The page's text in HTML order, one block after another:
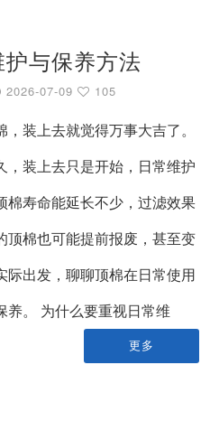
与保养方法
2026-07-09 105
装上去就觉得万事大吉了。
，装上去只是开始，日常维护
棉寿命能延长不少，过滤效果
顶棉也可能提前报废，甚至变
际出发，聊聊顶棉在日常使用
养。 为什么要重视日常维
更多